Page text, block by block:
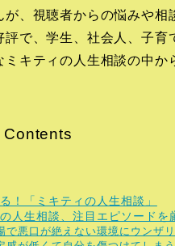
が、視聴者からの悩みや
評で、学生、社会人、子
ミキティの人生相談の中
！「ミキティの人生相談」
人生相談、注目エピソードを
で悪口が絶えない環境にウンザ